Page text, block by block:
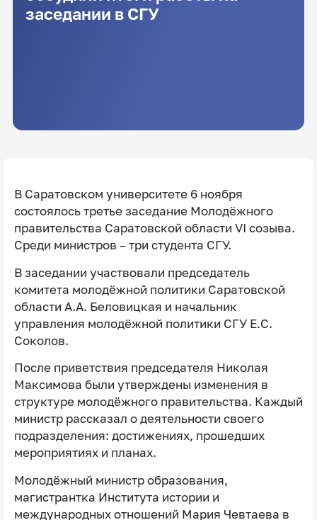
заседании в СГУ
В Саратовском университете 6 ноября
состоялось третье заседание Молодёжного
правительства Саратовской области VI созыва.
Среди министров – три студента СГУ.
В заседании участвовали председатель
комитета молодёжной политики Саратовской
области А.А. Беловицкая и начальник
управления молодёжной политики СГУ Е.С.
Соколов.
После приветствия председателя Николая
Максимова были утверждены изменения в
структуре молодёжного правительства. Каждый
министр рассказал о деятельности своего
подразделения: достижениях, прошедших
мероприятиях и планах.
Молодёжный министр образования,
магистрантка Института истории и
международных отношений Мария Чевтаева в